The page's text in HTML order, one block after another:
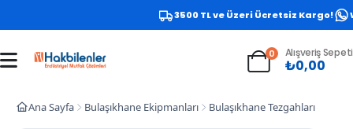
3500 TL ve Üzeri Ücretsiz Kargo!
0 Alışveriş Sepeti
₺0,00
Ana Sayfa Bulaşıkhane Ekipmanları Bulaşıkhane Tezgahları